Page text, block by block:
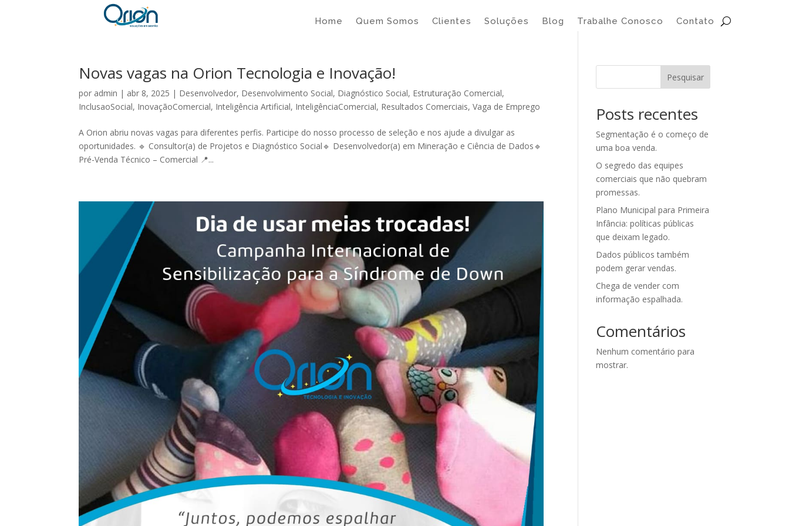
Home Quem Somos Clientes Soluções Blog Trabalhe Conosco Contato
Novas vagas na Orion Tecnologia e Inovação!
por admin | abr 8, 2025 | Desenvolvedor, Desenvolvimento Social, Diagnóstico Social, Estruturação Comercial,
InclusaoSocial, InovaçãoComercial, Inteligência Artificial, InteligênciaComercial, Resultados Comerciais,Vaga de Emprego
A Orion abriu novas vagas para diferentes perfis. Participe do nosso processo de seleção e nos ajude a divulgar as
oportunidades. 🔹 Consultor(a) de Projetos e Diagnóstico Social🔹 Desenvolvedor(a) em Mineração e Ciência de Dados🔹
Pré-Venda Técnico – Comercial 📍...
Pesquisar
Posts recentes
Segmentação é o começo de
uma boa venda.
O segredo das equipes
comerciais que não quebram
promessas.
Plano Municipal para Primeira
Infância: políticas públicas
que deixam legado.
Dados públicos também
podem gerar vendas.
Chega de vender com
informação espalhada.
Comentários
Nenhum comentário para
mostrar.